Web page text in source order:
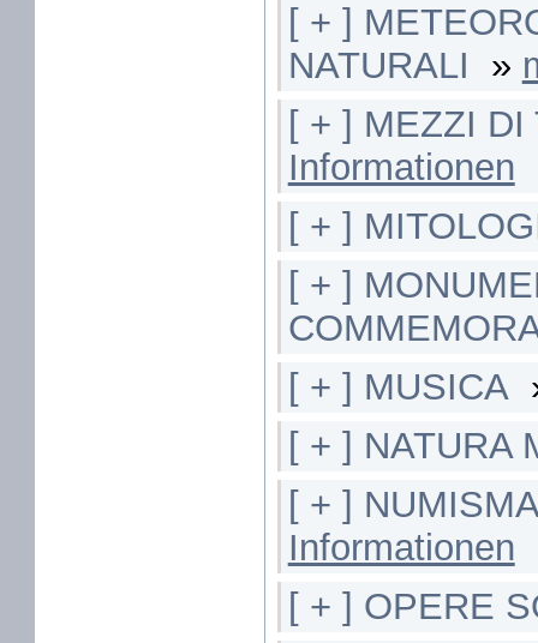
[ + ]
NATURALI »
[ + ] MEZZI DI
Informationen
[ + ]
[ + ]
[ + ] MUSICA
[ + ] NATURA
[ + ]
Informationen
[ + ] OPERE